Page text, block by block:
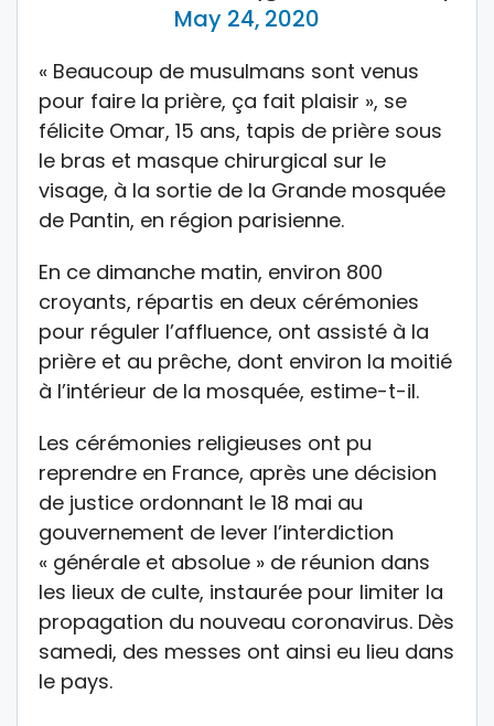
May 24, 2020
« Beaucoup de musulmans sont venus
pour faire la prière, ça fait plaisir », se
félicite Omar, 15 ans, tapis de prière sous
le bras et masque chirurgical sur le
visage, à la sortie de la Grande mosquée
de Pantin, en région parisienne.
En ce dimanche matin, environ 800
croyants, répartis en deux cérémonies
pour réguler l’affluence, ont assisté à la
prière et au prêche, dont environ la moitié
à l’intérieur de la mosquée, estime-t-il.
Les cérémonies religieuses ont pu
reprendre en France, après une décision
de justice ordonnant le 18 mai au
gouvernement de lever l’interdiction
« générale et absolue » de réunion dans
les lieux de culte, instaurée pour limiter la
propagation du nouveau coronavirus. Dès
samedi, des messes ont ainsi eu lieu dans
le pays.